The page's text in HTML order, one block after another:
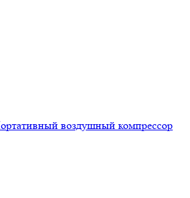
воздушный компрессор